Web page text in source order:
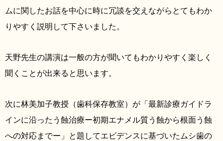
ムに関したお話を中心に時に冗談を交えながらとてもわか
りやすく説明して下さいました。
天野先生の講演は一般の方が聞いてもわかりやすく楽しく
聞くことが出来ると思います。
次に林美加子教授（歯科保存教室）が「最新診療ガイドラ
インに沿ったう蝕治療ー初期エナメル質う蝕から根面う蝕
への対応までー」と題してエビデンスに基づいたムシ歯の